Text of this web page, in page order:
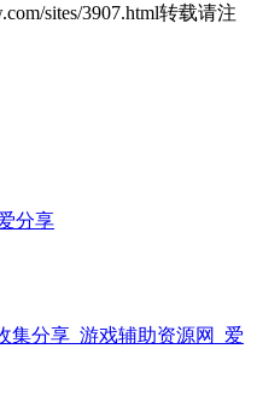
sites/3907.html转载请注
分享
集分享_游戏辅助资源网_爱